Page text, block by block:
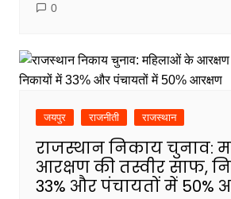
0
जयपुर राजनीती राजस्थान
राजस्थान निकाय चुनाव:
आरक्षण की तस्वीर साफ,
33% और पंचायतों में 50%